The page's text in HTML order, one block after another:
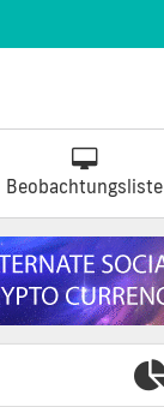
Beobachtungsliste